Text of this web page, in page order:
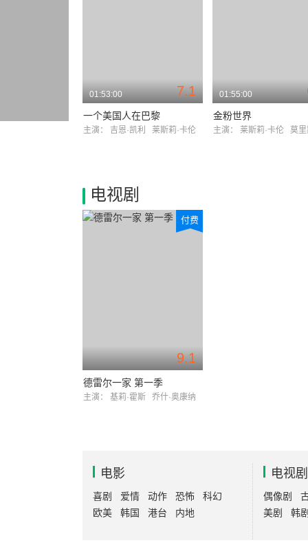
7.1
01:53:00
一个美国人在巴黎
主演： 吉恩·凯利 莱斯莉·卡伦
01:55:00
金粉世界
主演： 莱斯莉·卡伦 莫里斯·
电视剧
9.1
付费
德雷尔一家 第一季
主演： 基莉·霍斯 乔什·奥康纳
电影
喜剧 爱情 动作 恐怖
科幻
欧美
韩国 港台 内地
电视剧
偶像剧
美剧
韩